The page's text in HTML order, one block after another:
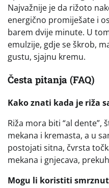
Najvažnije je da rižoto
energično promiješate i
barem dvije minute. U
emulzije, gdje se škrob,
gustu, sjajnu kremu.
Česta pitanja (FAQ)
Kako znati kada je riža
Riža mora biti “al dente”,
mekana i kremasta, a u
postojati sitna, čvrsta
mekana i gnjecava,
Mogu li koristiti